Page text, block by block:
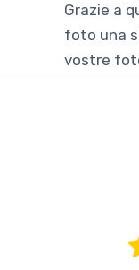
Grazie a
foto una
vostre